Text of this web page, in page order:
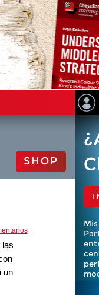
SHOP
las
un